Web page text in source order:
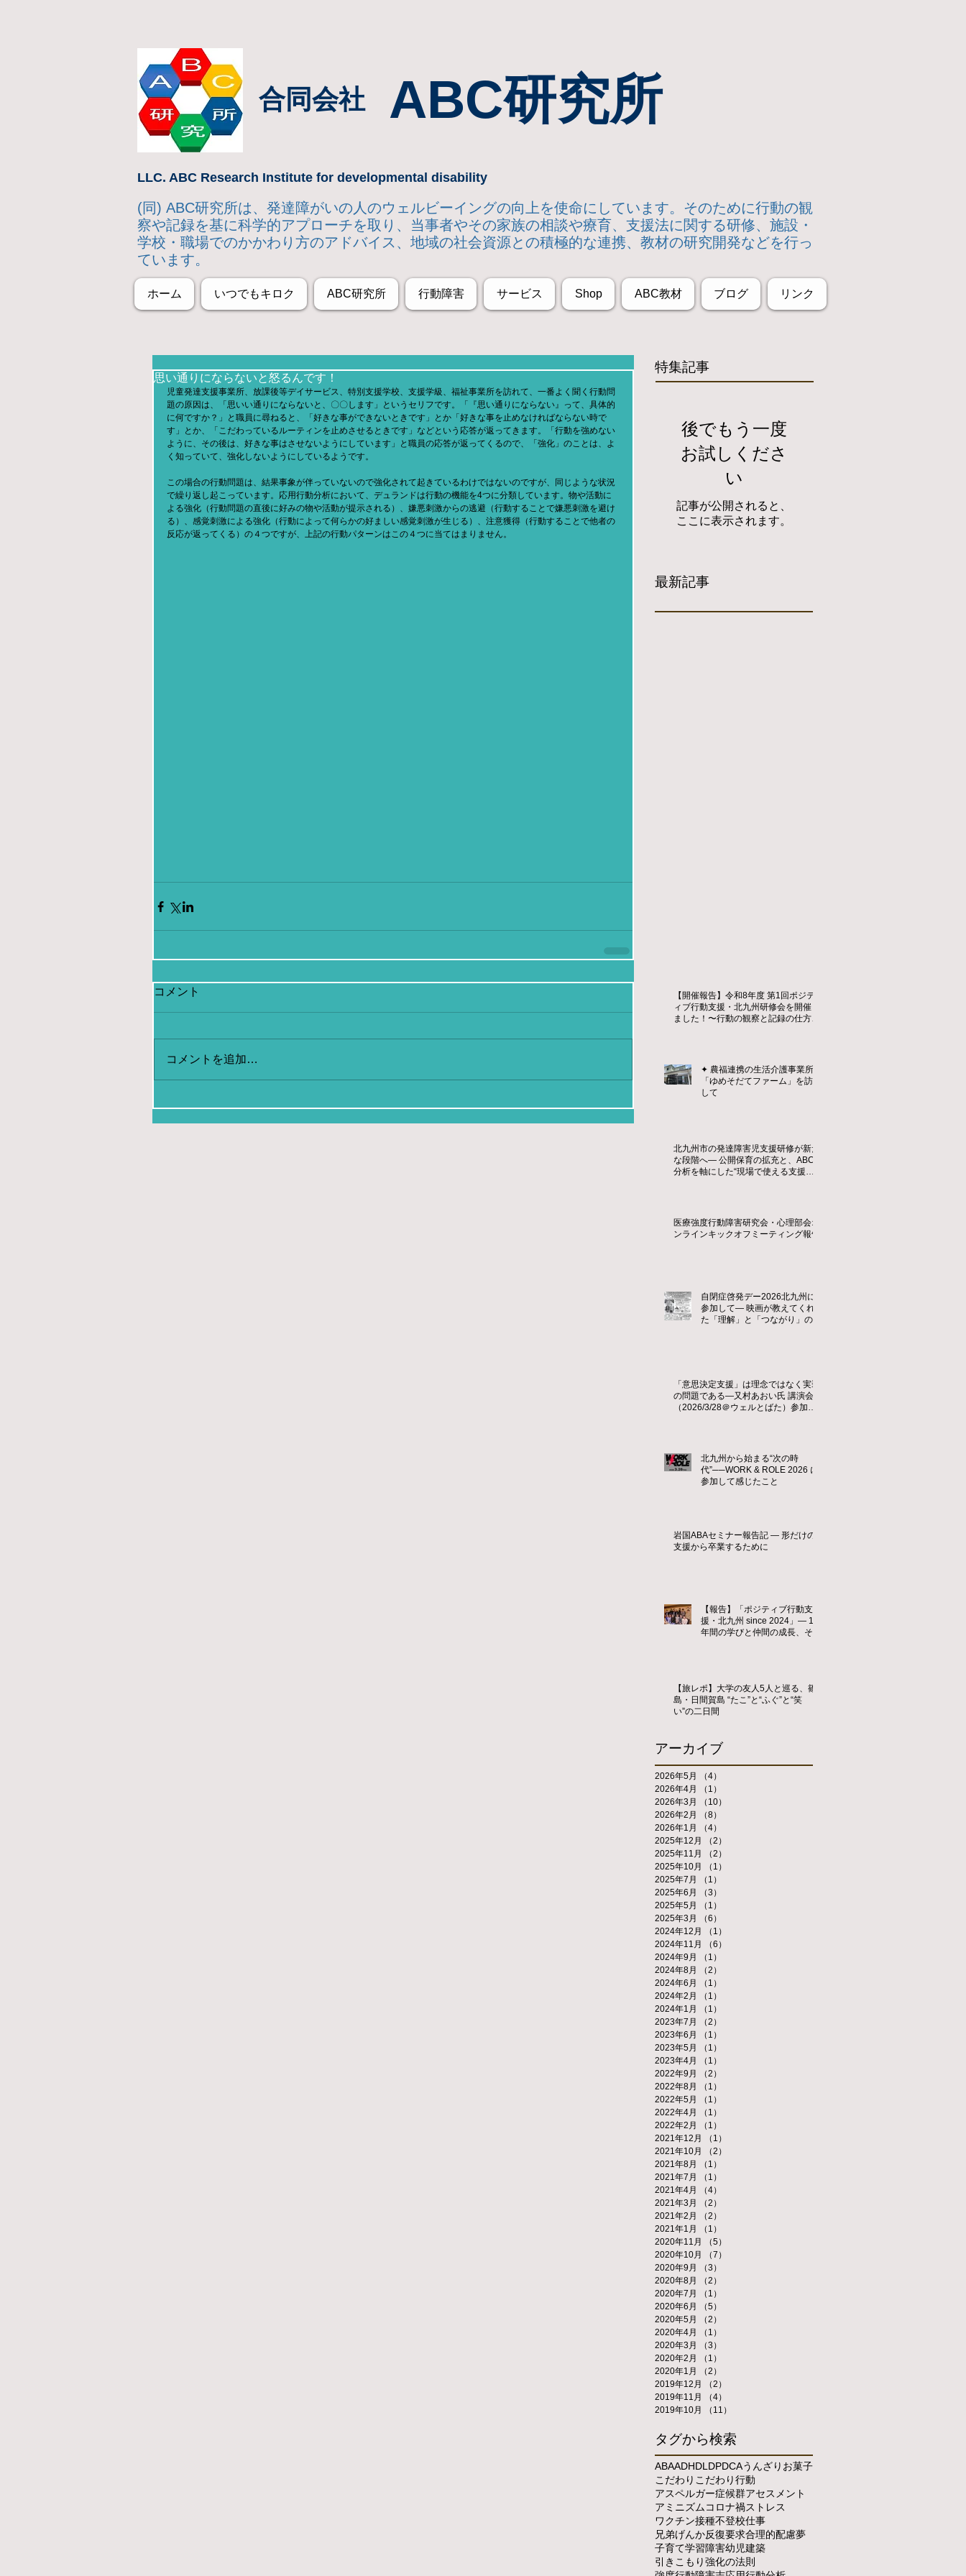
合同会社 ABC研究所
LLC. ABC Research Institute for developmental disability
(同) ABC研究所は、発達障がいの人のウェルビーイングの向上を使命にしています。そのために行動の観
察や記録を基に科学的アプローチを取り 、当事者やその家族の相談や療育、支援法に関する研修、施設・
学校・職場でのかかわり方のアドバイス、地域の社会資源との積極的な連携、教材の研究開発などを行っ
ています。
ホーム いつでもキロク ABC研究所 行動障害 サービス Shop ABC教材 ブログ リンク
思い通りにならないと怒るんです！
児童発達支援事業所、放課後等デイサービス、特別支援学校、支援学級、福祉事業所を訪れて、一番よく聞く行動問
題の原因は、「思いい通りにならないと、〇〇します」というセリフです。「『思い通りにならない』って、具体的
に何ですか？」と職員に尋ねると、「好きな事ができないときです」とか「好きな事を止めなければならない時で
す」とか、「こだわっているルーティンを止めさせるときです」などという応答が返ってきます。「行動を強めない
ように、その後は、好きな事はさせないようにしています」と職員の応答が返ってくるので、「強化」のことは、よ
く知っていて、強化しないようにしているようです。
この場合の行動問題は、結果事象が伴っていないので強化されて起きているわけではないのですが、同じような状況
で繰り返し起こっています。応用行動分析において、デュランドは行動の機能を4つに分類しています。物や活動に
よる強化（行動問題の直後に好みの物や活動が提示される）、嫌悪刺激からの逃避（行動することで嫌悪刺激を避け
る）、感覚刺激による強化（行動によって何らかの好ましい感覚刺激が生じる）、注意獲得（行動することで他者の
反応が返ってくる）の４つですが、上記の行動パターンはこの４つに当てはまりません。
コメント
コメントを追加…
特集記事
後でもう一度
お試しくださ
い
記事が公開されると、
ここに表示されます。
最新記事
【開催報告】令和8年度 第1回ポジテ
ィブ行動支援・北九州研修会を開催し
ました！〜行動の観察と記録の仕方を
✦ 農福連携の生活介護事業所
「ゆめそだてファーム」を訪問
して
北九州市の発達障害児支援研修が新た
な段階へ― 公開保育の拡充と、ABC
分析を軸にした“現場で使える支援
医療強度行動障害研究会・心理部会オ
ンラインキックオフミーティング報告
自閉症啓発デー2026北九州に
参加して― 映画が教えてくれ
た「理解」と「つながり」の大
「意思決定支援」は理念ではなく実装
の問題である—又村あおい氏 講演会
（2026/3/28＠ウェルとばた）参加レ
北九州から始まる“次の時
代”──WORK & ROLE 2026 に
参加して感じたこと
岩国ABAセミナー報告記 ― 形だけの
支援から卒業するために
【報告】「ポジティブ行動支
援・北九州 since 2024」― 1
年間の学びと仲間の成長、そし
【旅レポ】大学の友人5人と巡る、篠
島・日間賀島 “たこ”と“ふぐ”と“笑
い”の二日間
アーカイブ
2026年5月 （4）
2026年4月
（1）
2026年3月
（10）
2026年2月
（8）
2026年1月
（4）
2025年12月
（2）
2025年11月
（2）
2025年10月
（1）
2025年7月
（1）
2025年6月
（3）
2025年5月
（1）
2025年3月
（6）
2024年12月
（1）
2024年11月
（6）
2024年9月
（1）
2024年8月
（2）
2024年6月
（1）
2024年2月
（1）
2024年1月
（1）
2023年7月
（2）
2023年6月
（1）
2023年5月
（1）
2023年4月
（1）
2022年9月
（2）
2022年8月
（1）
2022年5月
（1）
2022年4月
（1）
2022年2月
（1）
2021年12月
（1）
2021年10月
（2）
2021年8月
（1）
2021年7月
（1）
2021年4月
（4）
2021年3月
（2）
2021年2月
（2）
2021年1月
（1）
2020年11月
（5）
2020年10月
（7）
2020年9月
（3）
2020年8月
（2）
2020年7月
（1）
2020年6月
（5）
2020年5月
（2）
2020年4月
（1）
2020年3月
（3）
2020年2月
（1）
2020年1月
（2）
2019年12月
（2）
2019年11月
（4）
2019年10月
（11）
タグから検索
ABAADHDLDPDCAうんざり お菓子
こだわり こだわり行動
アスペルガー症候群アセスメント
アミニズムコロナ禍ストレス
ワクチン接種不登校仕事
兄弟げんか反復要求合理的配慮夢
子育て学習障害幼児建築
引きこもり強化の法則